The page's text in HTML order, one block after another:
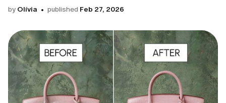
by Olívia published Feb 27, 2026